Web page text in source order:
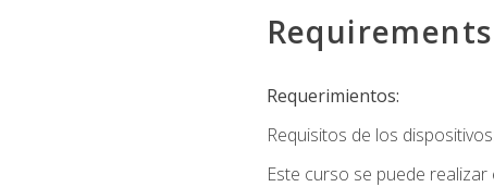
Requirements
Requerimientos:
Requisitos de los dispositivos:
Este curso se puede